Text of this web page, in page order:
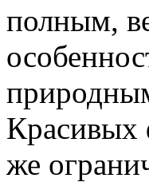
полным,
Красивых
же